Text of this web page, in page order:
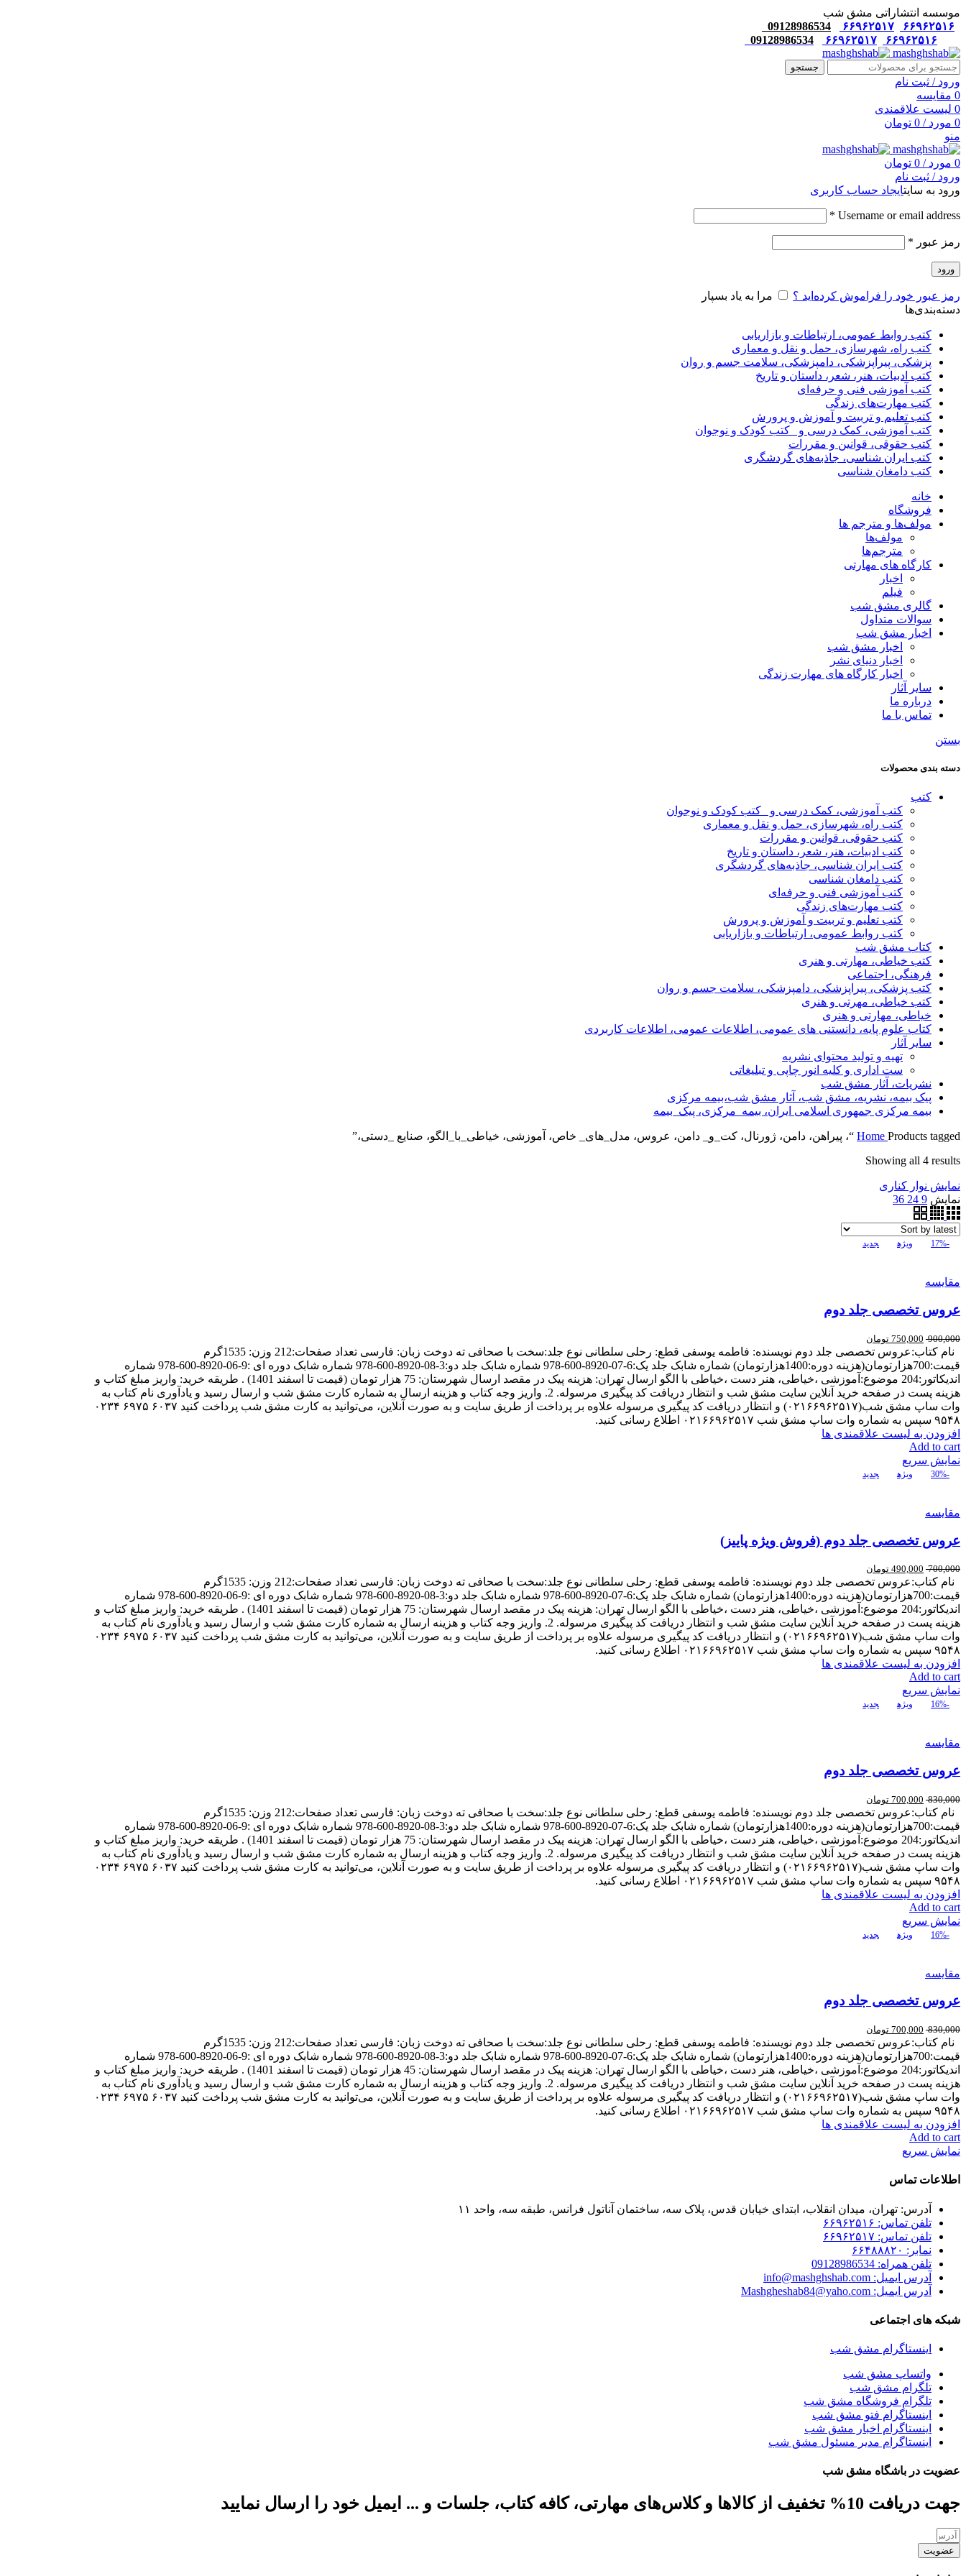
موسسه انتشاراتی مشق شب
۶۶۹۶۲۵۱۶
۶۶۹۶۲۵۱۷
09128986534
۶۶۹۶۲۵۱۶
۶۶۹۶۲۵۱۷ 09128986534
جستجو
ورود / ثبت نام
0 مقایسه
0 لیست علاقمندی
0 مورد /
0 تومان
منو
0 مورد /
0 تومان
ورود / ثبت نام
ورود به سایتایجاد حساب کاربری
Username or email address
*
رمز عبور *
ورود
رمز عبور خود را فراموش کرده‌اید ؟
مرا به یاد بسپار
دسته‌بندی‌ها
کتب روابط عمومی، ارتباطات و بازاریابی
کتب راه، شهرسازی، حمل و نقل و معماری
پزشکی، پیراپزشکی، دامپزشکی، سلامت جسم و روان
کتب ادبیات، هنر، شعر، داستان و تاریخ
کتب آموزشی فنی و حرفه‌ای
کتب مهارت‌های زندگی
کتب تعلیم و تربیت و آموزش و پرورش
کتب آموزشی، کمک درسی و _کتب کودک و نوجوان
کتب حقوقی، قوانین و مقررات
کتب ایران شناسی، جاذبه‌های گردشگری
کتب دامغان شناسی
خانه
فروشگاه
مولف‌ها و مترجم ها
مولف‌ها
مترجم‌ها
کارگاه های مهارتی
اخبار
فیلم
گالری مشق شب
سوالات متداول
اخبار مشق شب
اخبار مشق شب
اخبار دنیای نشر
اخبار کارگاه های مهارت زندگی
سایر آثار
درباره ما
تماس با ما
بستن
دسته بندی محصولات
کتب
کتب آموزشی، کمک درسی و _کتب کودک و نوجوان
کتب راه، شهرسازی، حمل و نقل و معماری
کتب حقوقی، قوانین و مقررات
کتب ادبیات، هنر، شعر، داستان و تاریخ
کتب ایران شناسی، جاذبه‌های گردشگری
کتب دامغان شناسی
کتب آموزشی فنی و حرفه‌ای
کتب مهارت‌های زندگی
کتب تعلیم و تربیت و آموزش و پرورش
کتب روابط عمومی، ارتباطات و بازاریابی
کتاب مشق شب
کتب خیاطی، مهارتی و هنری
فرهنگی، اجتماعی
کتب پزشکی، پیراپزشکی، دامپزشکی، سلامت جسم و روان
کتب خیاطی، مهرتی و هنری
خیاطی، مهارتی و هنری
کتاب علوم پایه، دانستنی های عمومی، اطلاعات عمومی، اطلاعات کاربردی
سایر آثار
تهیه و تولید محتوای نشریه
ست اداری و کلیه انور چاپی و تبلیغاتی
نشریات، آثار مشق شب
پیک بیمه، نشریه، مشق شب، آثار مشق شب،بیمه مرکزی
بیمه مرکزی جمهوری اسلامی ایران، بیمه_مرکزی، پیک_بیمه
Home Products tagged “، پیراهن، دامن، ژورنال، کت_و_ دامن، عروس، مدل_های_ خاص، آموزشی، خیاطی_با_الگو، صنایع _دستی،”
Showing all 4 results
نمایش نوار کناری
نمایش 9
24
36
-17% ویژه جدید
مقایسه
عروس تخصصی جلد دوم
900,000
750,000 تومان
نام کتاب:عروس تخصصی جلد دوم نويسنده: فاطمه یوسفی قطع: رحلی سلطانی نوع جلد:سخت با صحافی ته دوخت زبان: فارسی تعداد صفحات:212 وزن: 1535گرم
قیمت:700هزارتومان(هزینه دوره:1400هزارتومان) شماره شابک جلد یک:6-07-8920-600-978 شماره شابک جلد دو:3-08-8920-600-978 شماره شابک دوره ای :9-06-8920-600-978 شماره
اندیکاتور:204 موضوع:آموزشی ،خیاطی، هنر دست ،خیاطی با الگو ارسال تهران: هزینه پیک در مقصد ارسال شهرستان: 75 هزار تومان (قیمت تا اسفند 1401) . طریقه خرید: واریز مبلغ کتاب و
هزینه پست در صفحه خرید آنلاین سایت مشق شب و انتظار دریافت کد پیگیری مرسوله. 2. واریز وجه کتاب و هزینه ارسال به شماره کارت مشق شب و ارسال رسید و یادآوری نام کتاب به
وات ساپ مشق شب(۰۲۱۶۶۹۶۲۵۱۷) و انتظار دریافت کد پیگیری مرسوله علاوه بر پرداخت از طریق سایت و به صورت آنلاین، می‌توانید به کارت مشق شب پرداخت کنید ۶۰۳۷ ۶۹۷۵ ۰۲۳۴
۹۵۴۸ سپس به شماره وات ساپ مشق شب ۰۲۱۶۶۹۶۲۵۱۷ اطلاع رسانی کنید.
افزودن به لیست علاقمندی ها
Add to cart
نمایش سریع
-30% ویژه جدید
مقایسه
عروس تخصصی جلد دوم (فروش ویژه پاییز)
700,000
490,000 تومان
نام کتاب:عروس تخصصی جلد دوم نويسنده: فاطمه یوسفی قطع: رحلی سلطانی نوع جلد:سخت با صحافی ته دوخت زبان: فارسی تعداد صفحات:212 وزن: 1535گرم
قیمت:700هزارتومان(هزینه دوره:1400هزارتومان) شماره شابک جلد یک:6-07-8920-600-978 شماره شابک جلد دو:3-08-8920-600-978 شماره شابک دوره ای :9-06-8920-600-978 شماره
اندیکاتور:204 موضوع:آموزشی ،خیاطی، هنر دست ،خیاطی با الگو ارسال تهران: هزینه پیک در مقصد ارسال شهرستان: 75 هزار تومان (قیمت تا اسفند 1401) . طریقه خرید: واریز مبلغ کتاب و
هزینه پست در صفحه خرید آنلاین سایت مشق شب و انتظار دریافت کد پیگیری مرسوله. 2. واریز وجه کتاب و هزینه ارسال به شماره کارت مشق شب و ارسال رسید و یادآوری نام کتاب به
وات ساپ مشق شب(۰۲۱۶۶۹۶۲۵۱۷) و انتظار دریافت کد پیگیری مرسوله علاوه بر پرداخت از طریق سایت و به صورت آنلاین، می‌توانید به کارت مشق شب پرداخت کنید ۶۰۳۷ ۶۹۷۵ ۰۲۳۴
۹۵۴۸ سپس به شماره وات ساپ مشق شب ۰۲۱۶۶۹۶۲۵۱۷ اطلاع رسانی کنید.
افزودن به لیست علاقمندی ها
Add to cart
نمایش سریع
-16% ویژه جدید
مقایسه
عروس تخصصی جلد دوم
830,000
700,000 تومان
نام کتاب:عروس تخصصی جلد دوم نويسنده: فاطمه یوسفی قطع: رحلی سلطانی نوع جلد:سخت با صحافی ته دوخت زبان: فارسی تعداد صفحات:212 وزن: 1535گرم
قیمت:700هزارتومان(هزینه دوره:1400هزارتومان) شماره شابک جلد یک:6-07-8920-600-978 شماره شابک جلد دو:3-08-8920-600-978 شماره شابک دوره ای :9-06-8920-600-978 شماره
اندیکاتور:204 موضوع:آموزشی ،خیاطی، هنر دست ،خیاطی با الگو ارسال تهران: هزینه پیک در مقصد ارسال شهرستان: 75 هزار تومان (قیمت تا اسفند 1401) . طریقه خرید: واریز مبلغ کتاب و
هزینه پست در صفحه خرید آنلاین سایت مشق شب و انتظار دریافت کد پیگیری مرسوله. 2. واریز وجه کتاب و هزینه ارسال به شماره کارت مشق شب و ارسال رسید و یادآوری نام کتاب به
وات ساپ مشق شب(۰۲۱۶۶۹۶۲۵۱۷) و انتظار دریافت کد پیگیری مرسوله علاوه بر پرداخت از طریق سایت و به صورت آنلاین، می‌توانید به کارت مشق شب پرداخت کنید ۶۰۳۷ ۶۹۷۵ ۰۲۳۴
۹۵۴۸ سپس به شماره وات ساپ مشق شب ۰۲۱۶۶۹۶۲۵۱۷ اطلاع رسانی کنید.
افزودن به لیست علاقمندی ها
Add to cart
نمایش سریع
-16% ویژه جدید
مقایسه
عروس تخصصی جلد دوم
830,000
700,000 تومان
نام کتاب:عروس تخصصی جلد دوم نويسنده: فاطمه یوسفی قطع: رحلی سلطانی نوع جلد:سخت با صحافی ته دوخت زبان: فارسی تعداد صفحات:212 وزن: 1535گرم
قیمت:700هزارتومان(هزینه دوره:1400هزارتومان) شماره شابک جلد یک:6-07-8920-600-978 شماره شابک جلد دو:3-08-8920-600-978 شماره شابک دوره ای :9-06-8920-600-978 شماره
اندیکاتور:204 موضوع:آموزشی ،خیاطی، هنر دست ،خیاطی با الگو ارسال تهران: هزینه پیک در مقصد ارسال شهرستان: 45 هزار تومان (قیمت تا اسفند 1401) . طریقه خرید: واریز مبلغ کتاب و
هزینه پست در صفحه خرید آنلاین سایت مشق شب و انتظار دریافت کد پیگیری مرسوله. 2. واریز وجه کتاب و هزینه ارسال به شماره کارت مشق شب و ارسال رسید و یادآوری نام کتاب به
وات ساپ مشق شب(۰۲۱۶۶۹۶۲۵۱۷) و انتظار دریافت کد پیگیری مرسوله علاوه بر پرداخت از طریق سایت و به صورت آنلاین، می‌توانید به کارت مشق شب پرداخت کنید ۶۰۳۷ ۶۹۷۵ ۰۲۳۴
۹۵۴۸ سپس به شماره وات ساپ مشق شب ۰۲۱۶۶۹۶۲۵۱۷ اطلاع رسانی کنید.
افزودن به لیست علاقمندی ها
Add to cart
نمایش سریع
اطلاعات تماس
آدرس: تهران، میدان انقلاب، ابتدای خیابان قدس، پلاک سه، ساختمان آناتول فرانس، طبقه سه، واحد ۱۱
تلفن تماس: ۶۶۹۶۲۵۱۶
تلفن تماس: ۶۶۹۶۲۵۱۷
نمابر: ۶۶۴۸۸۸۲۰
تلفن همراه: 09128986534
آدرس ایمیل: info@mashghshab.com
آدرس ایمیل: Mashgheshab84@yaho.com
شبکه های اجتماعی
اینستاگرام مشق شب
واتساپ مشق شب
تلگرام مشق شب
تلگرام فروشگاه مشق شب
اینستاگرام فتو مشق شب
اینستاگرام اخبار مشق شب
اینستاگرام مدیر مسئول مشق شب
عضویت در باشگاه مشق شب
جهت دریافت 10% تخفیف از کالاها و کلاس‌های مهارتی، کافه کتاب، جلسات و ... ایمیل خود را ارسال نمایید
عضویت